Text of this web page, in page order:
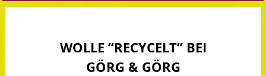
WOLLE “RECYCELT” BEI
GÖRG & GÖRG